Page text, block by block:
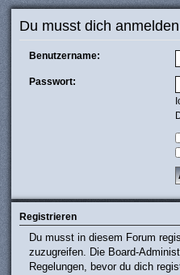
Du musst dich
Benutzername:
Passwort:
Registrieren
Du musst in diesem Forum
zuzugreifen. Die Board-
Regelungen, bevor du dich